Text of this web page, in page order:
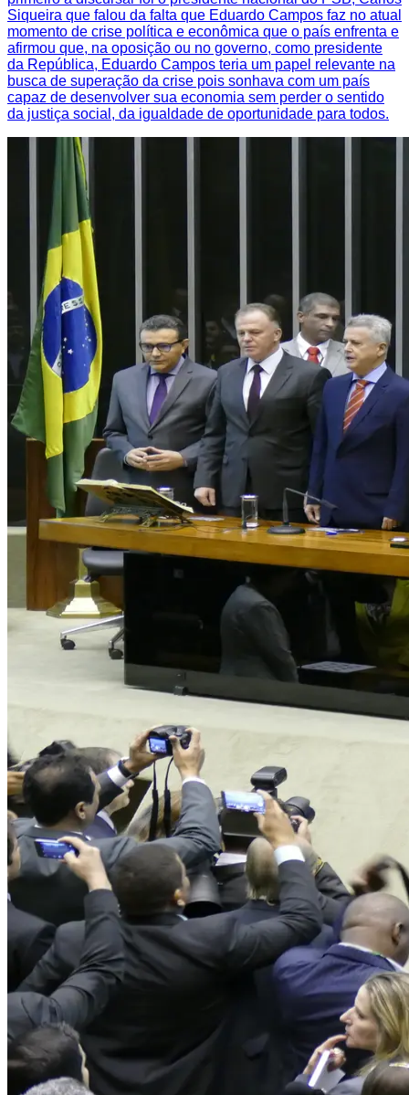
Siqueira que falou da falta que Eduardo Campos faz no atual
momento de crise política e econômica que o país enfrenta e
afirmou que, na oposição ou no governo, como presidente
da República, Eduardo Campos teria um papel relevante na
busca de superação da crise pois sonhava com um país
capaz de desenvolver sua economia sem perder o sentido
da justiça social, da igualdade de oportunidade para todos.